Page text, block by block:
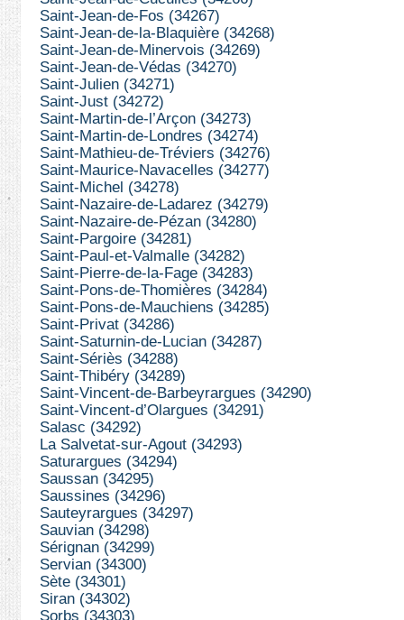
Saint-Jean-de-Fos (34267)
Saint-Jean-de-la-Blaquière (34268)
Saint-Jean-de-Minervois (34269)
Saint-Jean-de-Védas (34270)
Saint-Julien (34271)
Saint-Just (34272)
Saint-Martin-de-l’Arçon (34273)
Saint-Martin-de-Londres (34274)
Saint-Mathieu-de-Tréviers (34276)
Saint-Maurice-Navacelles (34277)
Saint-Michel (34278)
Saint-Nazaire-de-Ladarez (34279)
Saint-Nazaire-de-Pézan (34280)
Saint-Pargoire (34281)
Saint-Paul-et-Valmalle (34282)
Saint-Pierre-de-la-Fage (34283)
Saint-Pons-de-Thomières (34284)
Saint-Pons-de-Mauchiens (34285)
Saint-Privat (34286)
Saint-Saturnin-de-Lucian (34287)
Saint-Sériès (34288)
Saint-Thibéry (34289)
Saint-Vincent-de-Barbeyrargues (34290)
Saint-Vincent-d’Olargues (34291)
Salasc (34292)
La Salvetat-sur-Agout (34293)
Saturargues (34294)
Saussan (34295)
Saussines (34296)
Sauteyrargues (34297)
Sauvian (34298)
Sérignan (34299)
Servian (34300)
Sète (34301)
Siran (34302)
Sorbs (34303)